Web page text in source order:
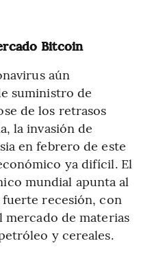
Bitcoin
aún
suministro de
de los retrasos
la invasión de
en febrero de este
ya difícil. El
mundial apunta al
recesión, con
de materias
y cereales.